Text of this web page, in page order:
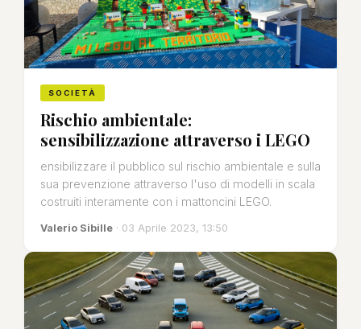
SOCIETÀ
Rischio ambientale:
sensibilizzazione attraverso i LEGO
ensibilizzare il pubblico sul rischio ambientale e sulla
sua prevenzione attraverso l'uso di modelli in scala
costruiti interamente con i mattoncini LEGO.
Valerio Sibille · 03 Aprile 2023, 13:50